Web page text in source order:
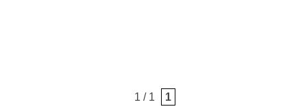
1 / 1 1